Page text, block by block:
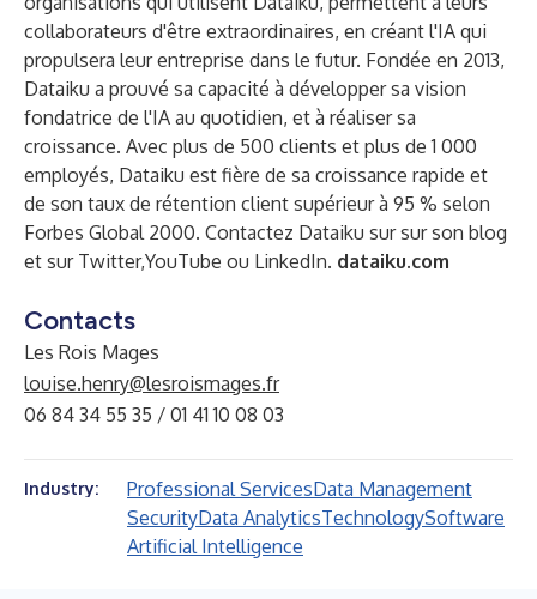
collaborateurs d'être extraordinaires, en créant l'IA qui
propulsera leur entreprise dans le futur. Fondée en 2013,
Dataiku a prouvé sa capacité à développer sa vision
fondatrice de l'IA au quotidien, et à réaliser sa
croissance. Avec plus de 500 clients et plus de 1 000
employés, Dataiku est fière de sa croissance rapide et
de son taux de rétention client supérieur à 95 % selon
Forbes Global 2000. Contactez Dataiku sur sur son blog
et sur Twitter,YouTube ou LinkedIn. dataiku.com
Contacts
Les Rois Mages
louise.henry@lesroismages.fr
06 84 34 55 35 / 01 41 10 08 03
Industry: Professional ServicesData Management
SecurityData AnalyticsTechnologySoftware
Artificial Intelligence